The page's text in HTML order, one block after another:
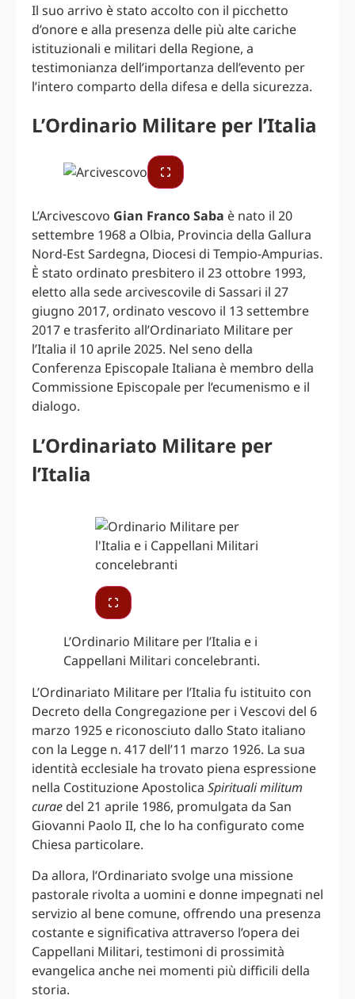
Il suo arrivo è stato accolto con il picchetto
d’onore e alla presenza delle più alte cariche
istituzionali e militari della Regione, a
testimonianza dell’importanza dell’evento per
l’intero comparto della difesa e della sicurezza.
L’Ordinario Militare per l’Italia
L’Arcivescovo Gian Franco Saba è nato il 20
settembre 1968 a Olbia, Provincia della Gallura
Nord-Est Sardegna, Diocesi di Tempio-Ampurias.
È stato ordinato presbitero il 23 ottobre 1993,
eletto alla sede arcivescovile di Sassari il 27
giugno 2017, ordinato vescovo il 13 settembre
2017 e trasferito all’Ordinariato Militare per
l’Italia il 10 aprile 2025. Nel seno della
Conferenza Episcopale Italiana è membro della
Commissione Episcopale per l’ecumenismo e il
dialogo.
L’Ordinariato Militare per
l’Italia
L’Ordinario Militare per l’Italia e i
Cappellani Militari concelebranti.
L’Ordinariato Militare per l’Italia fu istituito con
Decreto della Congregazione per i Vescovi del 6
marzo 1925 e riconosciuto dallo Stato italiano
con la Legge n. 417 dell’11 marzo 1926. La sua
identità ecclesiale ha trovato piena espressione
nella Costituzione Apostolica Spirituali militum
curae del 21 aprile 1986, promulgata da San
Giovanni Paolo II, che lo ha configurato come
Chiesa particolare.
Da allora, l’Ordinariato svolge una missione
pastorale rivolta a uomini e donne impegnati nel
servizio al bene comune, offrendo una presenza
costante e significativa attraverso l’opera dei
Cappellani Militari, testimoni di prossimità
evangelica anche nei momenti più difficili della
storia.